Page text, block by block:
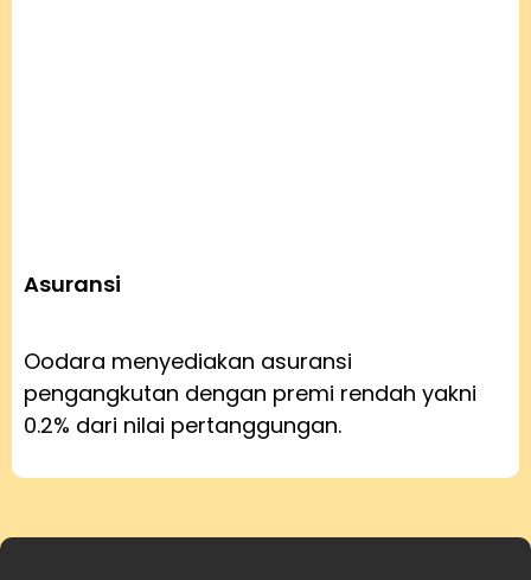
Asuransi
Oodara menyediakan asuransi
pengangkutan dengan premi rendah yakni
0.2% dari nilai pertanggungan.